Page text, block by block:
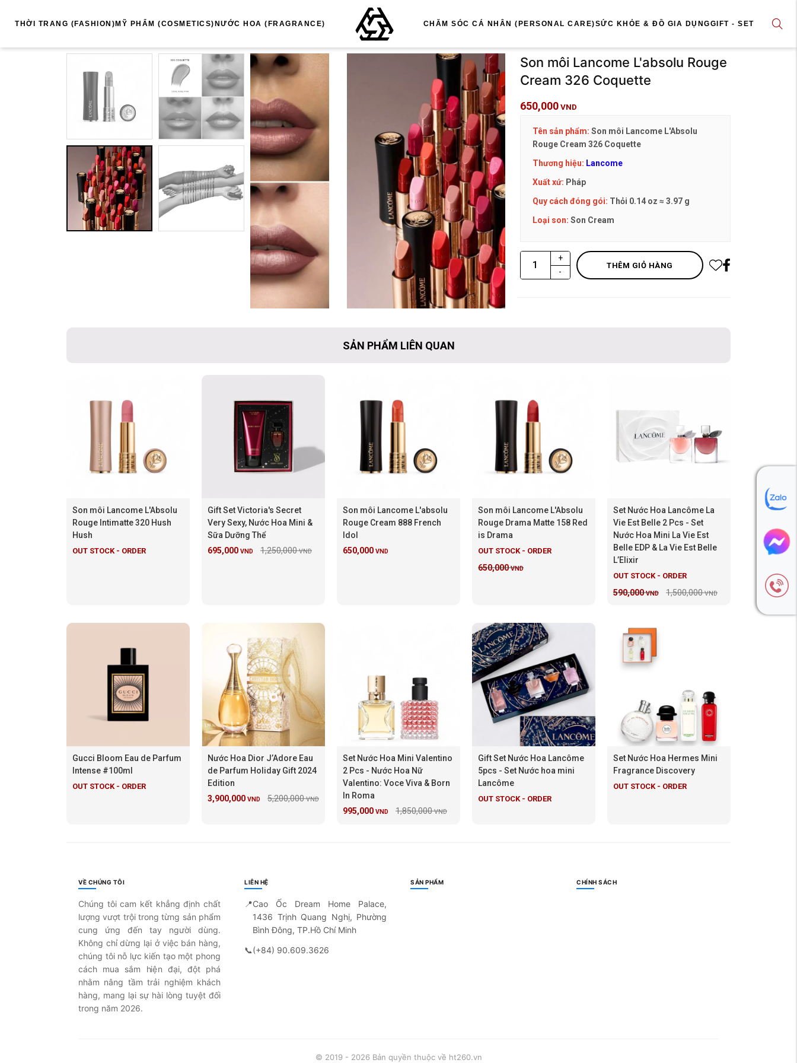
THỜI TRANG (FASHION) MỸ PHẨM (COSMETICS) NƯỚC HOA (FRAGRANCE) CHĂM SÓC CÁ NHÂN (PERSONAL CARE)SỨC KHỎE & ĐỒ GIA DỤNGGIFT - SET
Son môi Lancome L'absolu Rouge
Cream 326 Coquette
650,000VND
Tên sản phẩm: Son môi Lancome L'Absolu
Rouge Cream 326 Coquette
Thương hiệu: Lancome
Xuất xứ: Pháp
Quy cách đóng gói: Thỏi 0.14 oz ≈ 3.97 g
Loại son: Son Cream
+
-
THÊM GIỎ HÀNG
SẢN PHẨM LIÊN QUAN
Son môi Lancome L'Absolu
Rouge Intimatte 320 Hush
Hush
OUT STOCK - ORDER
Gift Set Victoria's Secret
Very Sexy, Nước Hoa Mini &
Sữa Dưỡng Thể
695,000 VND 1,250,000 VND
Son môi Lancome L'absolu
Rouge Cream 888 French
Idol
650,000 VND
Son môi Lancome L'Absolu
Rouge Drama Matte 158 Red
is Drama
OUT STOCK - ORDER
650,000 VND
Set Nước Hoa Lancôme La
Vie Est Belle 2 Pcs - Set
Nước Hoa Mini La Vie Est
Belle EDP & La Vie Est Belle
L’Elixir
OUT STOCK - ORDER
590,000 VND 1,500,000 VND
Gucci Bloom Eau de Parfum
Intense #100ml
OUT STOCK - ORDER
Nước Hoa Dior J’Adore Eau
de Parfum Holiday Gift 2024
Edition
3,900,000 VND 5,200,000 VND
Set Nước Hoa Mini Valentino
2 Pcs - Nước Hoa Nữ
Valentino: Voce Viva & Born
In Roma
995,000 VND 1,850,000 VND
Gift Set Nước Hoa Lancôme
5pcs - Set Nước hoa mini
Lancôme
OUT STOCK - ORDER
Set Nước Hoa Hermes Mini
Fragrance Discovery
OUT STOCK - ORDER
VỀ CHÚNG TÔI
Chúng tôi cam kết khẳng định chất
lượng vượt trội trong từng sản phẩm
cung ứng đến tay người dùng.
Không chỉ dừng lại ở việc bán hàng,
chúng tôi nỗ lực kiến tạo một phong
cách mua sắm hiện đại, đột phá
nhằm nâng tầm trải nghiệm khách
hàng, mang lại sự hài lòng tuyệt đối
trong năm 2026.
LIÊN HỆ
📍Cao Ốc Dream Home Palace,
1436 Trịnh Quang Nghị, Phường
Bình Đông, TP.Hồ Chí Minh
📞(+84) 90.609.3626
SẢN PHẨM CHÍNH SÁCH
© 2019 - 2026 Bản quyền thuộc về ht260.vn